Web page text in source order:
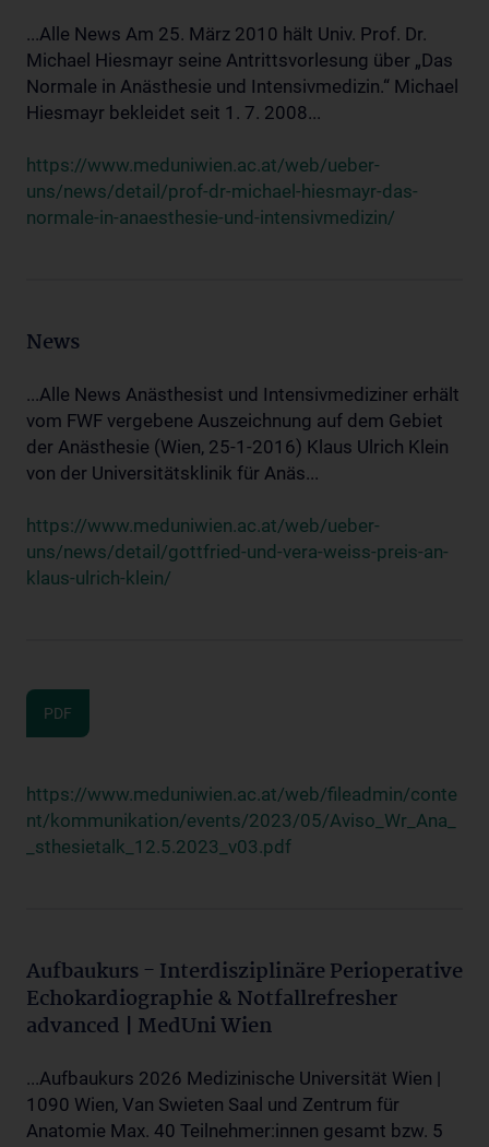
...Alle News Am 25. März 2010 hält Univ. Prof. Dr.
Michael Hiesmayr seine Antrittsvorlesung über „Das
Normale in Anästhesie und Intensivmedizin.“ Michael
Hiesmayr bekleidet seit 1. 7. 2008...
https://www.meduniwien.ac.at/web/ueber-
uns/news/detail/prof-dr-michael-hiesmayr-das-
normale-in-anaesthesie-und-intensivmedizin/
News
...Alle News Anästhesist und Intensivmediziner erhält
vom FWF vergebene Auszeichnung auf dem Gebiet
der Anästhesie (Wien, 25-1-2016) Klaus Ulrich Klein
von der Universitätsklinik für Anäs...
https://www.meduniwien.ac.at/web/ueber-
uns/news/detail/gottfried-und-vera-weiss-preis-an-
klaus-ulrich-klein/
PDF
https://www.meduniwien.ac.at/web/fileadmin/conte
nt/kommunikation/events/2023/05/Aviso_Wr_Ana_
_sthesietalk_12.5.2023_v03.pdf
Aufbaukurs - Interdisziplinäre Perioperative
Echokardiographie & Notfallrefresher
advanced | MedUni Wien
...Aufbaukurs 2026 Medizinische Universität Wien |
1090 Wien, Van Swieten Saal und Zentrum für
Anatomie Max. 40 Teilnehmer:innen gesamt bzw. 5